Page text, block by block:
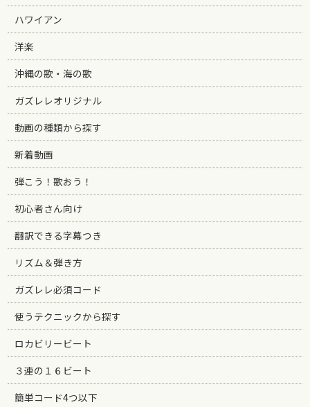
ハワイアン
洋楽
沖縄の歌・海の歌
ガズレレオリジナル
動画の種類から探す
新着動画
弾こう！歌おう！
初心者さん向け
翻訳できる字幕つき
リズム＆弾き方
ガズレレ必須コード
使うテクニックから探す
ロカビリービート
３連の１６ビート
簡単コード4つ以下